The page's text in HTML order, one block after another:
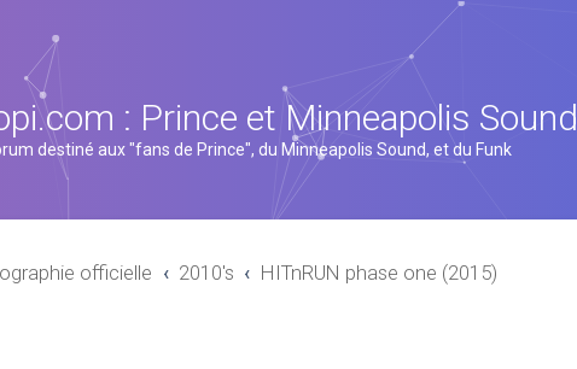
: Prince et Minneapolis Sound
destiné aux "fans de Prince", du Minneapolis Sound, et du Funk
officielle 2010's HITnRUN phase one (2015)